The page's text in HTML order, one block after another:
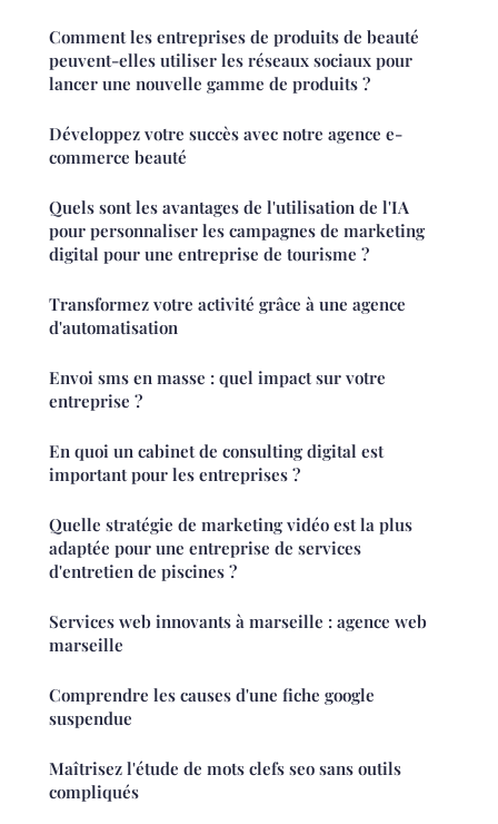
Comment les entreprises de produits de beauté
peuvent-elles utiliser les réseaux sociaux pour
lancer une nouvelle gamme de produits ?
Développez votre succès avec notre agence e-
commerce beauté
Quels sont les avantages de l'utilisation de l'IA
pour personnaliser les campagnes de marketing
digital pour une entreprise de tourisme ?
Transformez votre activité grâce à une agence
d'automatisation
Envoi sms en masse : quel impact sur votre
entreprise ?
En quoi un cabinet de consulting digital est
important pour les entreprises ?
Quelle stratégie de marketing vidéo est la plus
adaptée pour une entreprise de services
d'entretien de piscines ?
Services web innovants à marseille : agence web
marseille
Comprendre les causes d'une fiche google
suspendue
Maîtrisez l'étude de mots clefs seo sans outils
compliqués